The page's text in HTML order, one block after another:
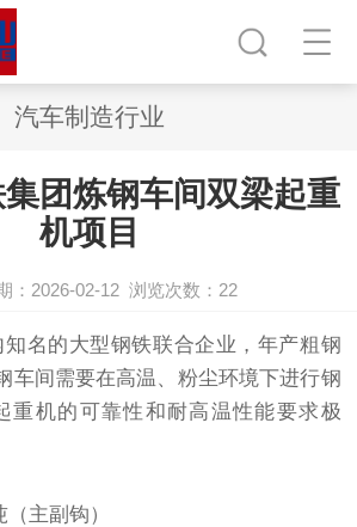
汽车制造行业
团炼钢车间双梁起重
机项目
：2026-02-12 浏览次数： 22
名的大型钢铁联合企业，年产粗钢
车间需要在高温、粉尘环境下进行钢
重机的可靠性和耐高温性能要求极
主副钩）